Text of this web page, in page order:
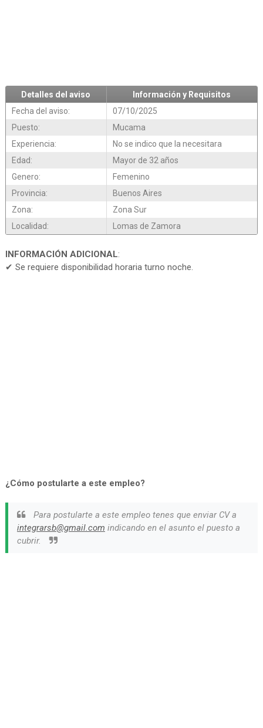
Detalles del aviso
Información y Requisitos
Fecha del aviso:
07/10/2025
Puesto:
Mucama
Experiencia:
No se indico que la necesitara
Edad:
Mayor de 32 años
Genero:
Femenino
Provincia:
Buenos Aires
Zona:
Zona Sur
Localidad:
Lomas de Zamora
INFORMACIÓN ADICIONAL:
✔ Se requiere disponibilidad horaria turno noche.
¿Cómo postularte a este empleo?
Para postularte a este empleo tenes que enviar CV a
integrarsb@gmail.com indicando en el asunto el puesto a
cubrir.